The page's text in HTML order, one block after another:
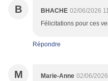
B BHACHE 02/06/2026
Félicitations pour ces
Répondre
M Marie-Anne 02/06/